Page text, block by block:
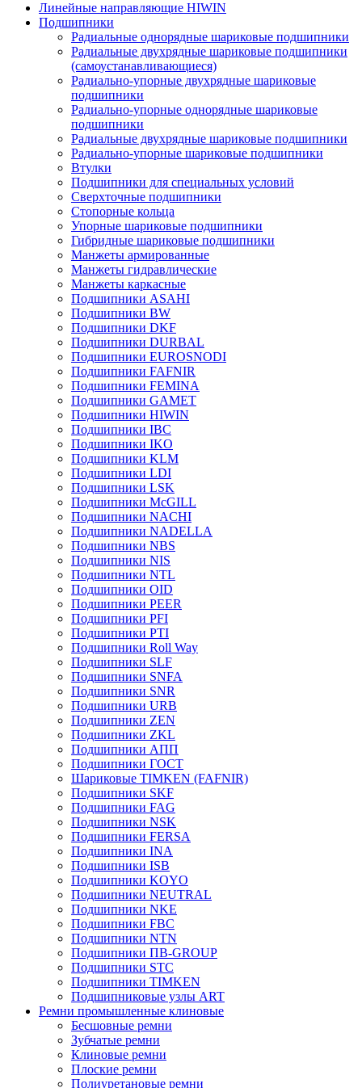
Линейные направляющие HIWIN
Подшипники
Радиальные однорядные шариковые подшипники
Радиальные двухрядные шариковые подшипники
(самоустанавливающиеся)
Радиально-упорные двухрядные шариковые
подшипники
Радиально-упорные однорядные шариковые
подшипники
Радиальные двухрядные шариковые подшипники
Радиально-упорные шариковые подшипники
Втулки
Подшипники для специальных условий
Сверхточные подшипники
Стопорные кольца
Упорные шариковые подшипники
Гибридные шариковые подшипники
Манжеты армированные
Манжеты гидравлические
Манжеты каркасные
Подшипники ASAHI
Подшипники BW
Подшипники DKF
Подшипники DURBAL
Подшипники EUROSNODI
Подшипники FAFNIR
Подшипники FEMINA
Подшипники GAMET
Подшипники HIWIN
Подшипники IBC
Подшипники IKO
Подшипники KLM
Подшипники LDI
Подшипники LSK
Подшипники McGILL
Подшипники NACHI
Подшипники NADELLA
Подшипники NBS
Подшипники NIS
Подшипники NTL
Подшипники OID
Подшипники PEER
Подшипники PFI
Подшипники PTI
Подшипники Roll Way
Подшипники SLF
Подшипники SNFA
Подшипники SNR
Подшипники URB
Подшипники ZEN
Подшипники ZKL
Подшипники АПП
Подшипники ГОСТ
Шариковые ТІMKEN (FAFNIR)
Подшипники SKF
Подшипники FAG
Подшипники NSK
Подшипники FERSA
Подшипники INA
Подшипники ISB
Подшипники KOYO
Подшипники NEUTRAL
Подшипники NKE
Подшипники FBC
Подшипники NTN
Подшипники ПВ-GROUP
Подшипники STC
Подшипники TIMKEN
Подшипниковые узлы ART
Ремни промышленные клиновые
Бесшовные ремни
Зубчатые ремни
Клиновые ремни
Плоские ремни
Полиуретановые ремни